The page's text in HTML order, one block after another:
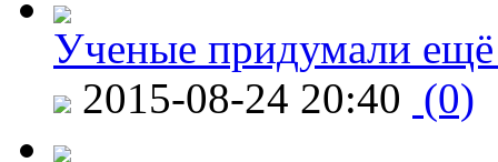
Ученые придумали ещё
2015-08-24 20:40 (0)